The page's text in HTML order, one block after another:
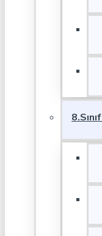
8.Sınıf